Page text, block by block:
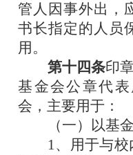
管人因事外出，
书长指定的人员
用。
第十四条印
基金会公章代
会，主要用于：
（一）以基
1、用于与